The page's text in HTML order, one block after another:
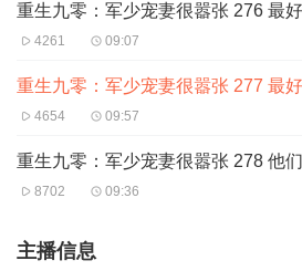
重生九零：军少宠妻很嚣张 276 最
4261 09:07
重生九零：军少宠妻很嚣张 277 最
4654 09:57
8702 09:36
主播信息